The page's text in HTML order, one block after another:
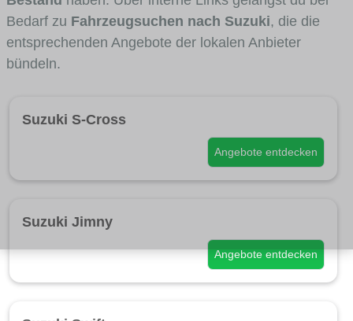
Bedarf zu Fahrzeugsuchen nach Suzuki, die die
entsprechenden Angebote der lokalen Anbieter
bündeln.
Suzuki S-Cross
Angebote entdecken
Suzuki Jimny
Angebote entdecken